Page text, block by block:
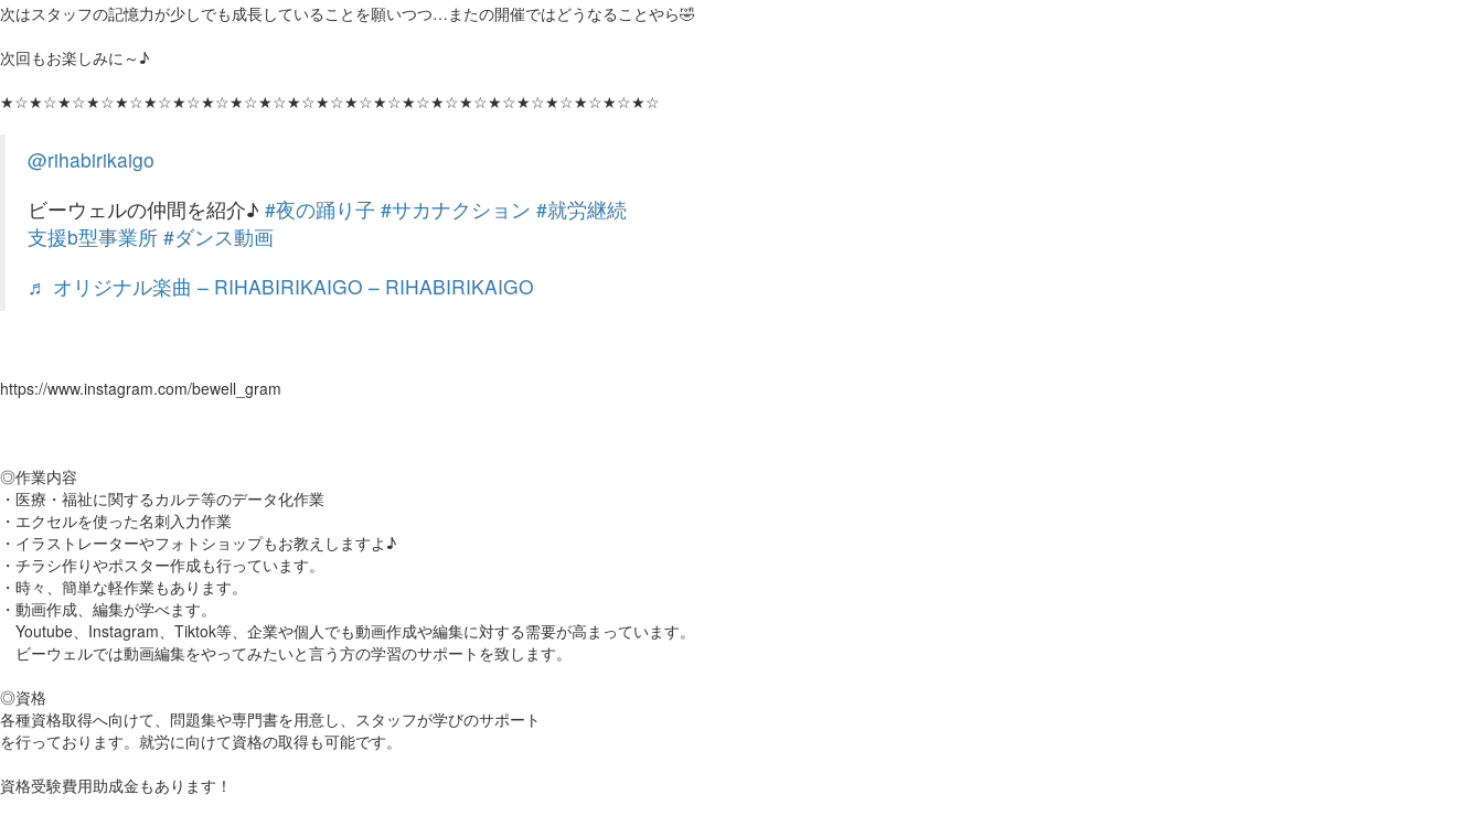
次はスタッフの記憶力が少しでも成長していることを願いつつ…またの開催ではどうなることやら🤣
次回もお楽しみに～♪
★☆★☆★☆★☆★☆★☆★☆★☆★☆★☆★☆★☆★☆★☆★☆★☆★☆★☆★☆★☆★☆★☆★☆
@rihabirikaigo
ビーウェルの仲間を紹介♪ #夜の踊り子 #サカナクション #就労継続
支援b型事業所 #ダンス動画
♬ オリジナル楽曲 – RIHABIRIKAIGO – RIHABIRIKAIGO
https://www.instagram.com/bewell_gram
◎作業内容
・医療・福祉に関するカルテ等のデータ化作業
・エクセルを使った名刺入力作業
・イラストレーターやフォトショップもお教えしますよ♪
・チラシ作りやポスター作成も行っています。
・時々、簡単な軽作業もあります。
・動画作成、編集が学べます。
Youtube、Instagram、Tiktok等、企業や個人でも動画作成や編集に対する需要が高まっています。
ビーウェルでは動画編集をやってみたいと言う方の学習のサポートを致します。
◎資格
各種資格取得へ向けて、問題集や専門書を用意し、スタッフが学びのサポート
を行っております。就労に向けて資格の取得も可能です。
資格受験費用助成金もあります！